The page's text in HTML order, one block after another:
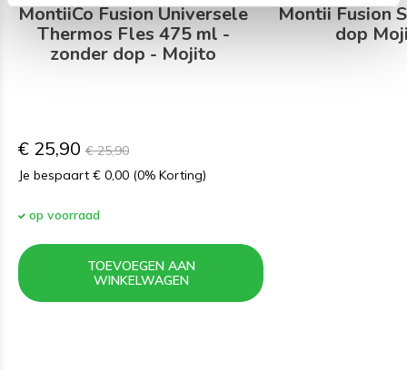
MontiiCo Fusion Universele
Thermos Fles 475 ml -
zonder dop - Mojito
Montii Fusion
dop
€ 25,90 € 25,90
Je bespaart € 0,00 (0% Korting)
op voorraad
TOEVOEGEN AAN
WINKELWAGEN